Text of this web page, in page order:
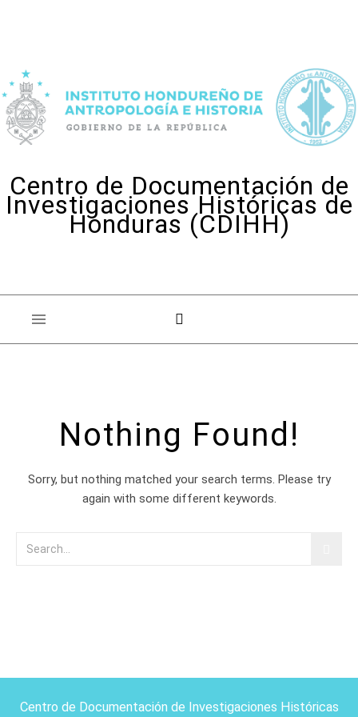
Centro de Documentación de
Investigaciones Históricas de
Honduras (CDIHH)
Nothing Found!
Sorry, but nothing matched your search terms. Please try
again with some different keywords.
Centro de Documentación de Investigaciones Históricas